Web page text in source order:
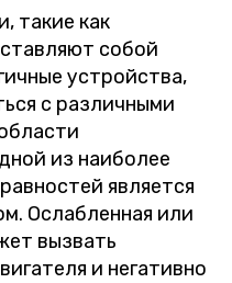
такие как
собой
устройства,
с различными
из наиболее
является
Ослабленная или
вызвать
и негативно